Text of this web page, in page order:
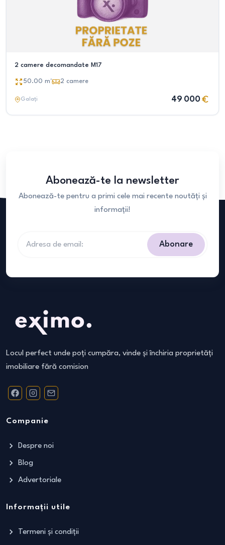
2 camere decomandate M17
50.00 m² 2 camere
Galați 49 000
Abonează-te la newsletter
Abonează-te pentru a primi cele mai recente noutăți și
informații!
Abonare
Locul perfect unde poți cumpăra, vinde și închiria proprietăți
imobiliare fără comision
Companie
Despre noi
Blog
Advertoriale
Informații utile
Termeni și condiții